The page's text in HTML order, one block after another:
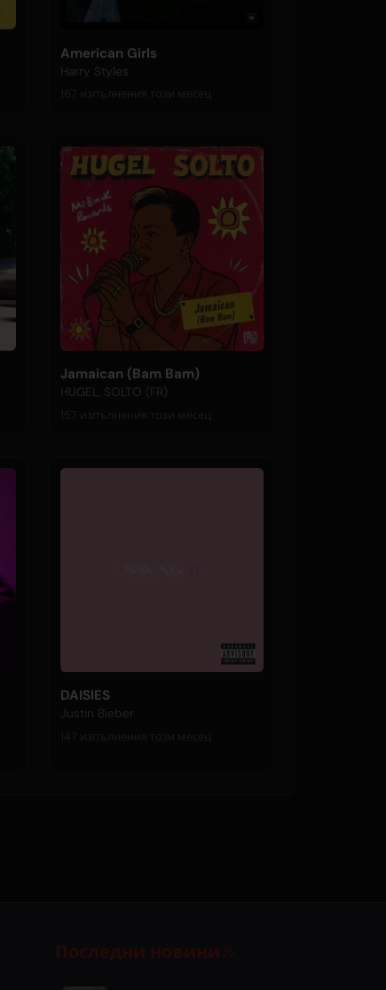
American Girls
Harry Styles
Jamaican (Bam Bam)
HUGEL, SOLTO (FR)
DAISIES
Justin Bieber
Последни новини